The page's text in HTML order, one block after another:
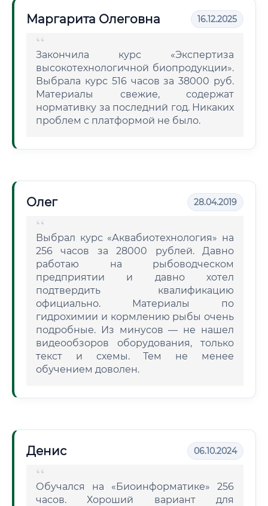
Маргарита Олеговна 16.12.2025
Закончила курс «Экспертиза
высокотехнологичной биопродукции».
Выбрала курс 516 часов за 38000 руб.
Материалы свежие, содержат
нормативку за последний год. Никаких
проблем с платформой не было.
Олег 28.04.2019
Выбрал курс «Аквабиотехнология» на
256 часов за 28000 рублей. Давно
работаю на рыбоводческом
предприятии и давно хотел
подтвердить квалификацию
официально. Материалы по
гидрохимии и кормлению рыбы очень
подробные. Из минусов — не нашел
видеообзоров оборудования, только
текст и схемы. Тем не менее
обучением доволен.
Денис 06.10.2024
Обучался на «Биоинформатике» 256
часов. Хороший вариант для